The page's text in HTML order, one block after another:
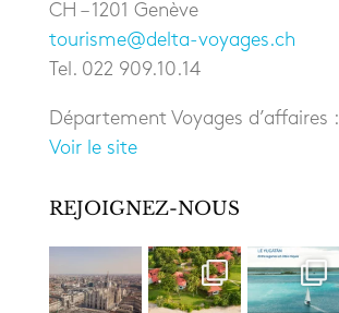
CH – 1201 Genève
tourisme@delta-voyages.ch
Tel. 022 909.10.14
Département Voyages d’affaires :
Voir le site
REJOIGNEZ-NOUS